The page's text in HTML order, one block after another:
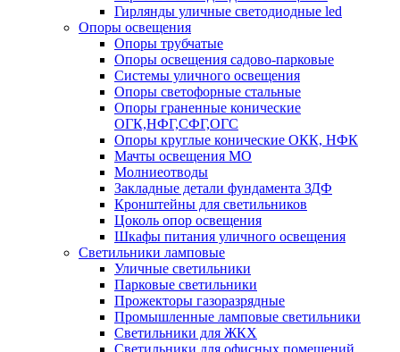
Гирлянды уличные светодиодные led
Опоры освещения
Опоры трубчатые
Опоры освещения садово-парковые
Системы уличного освещения
Опоры светофорные стальные
Опоры граненные конические
ОГК,НФГ,СФГ,ОГС
Опоры круглые конические ОКК, НФК
Мачты освещения МО
Молниеотводы
Закладные детали фундамента ЗДФ
Кронштейны для светильников
Цоколь опор освещения
Шкафы питания уличного освещения
Светильники ламповые
Уличные светильники
Парковые светильники
Прожекторы газоразрядные
Промышленные ламповые светильники
Светильники для ЖКХ
Светильники для офисных помещений